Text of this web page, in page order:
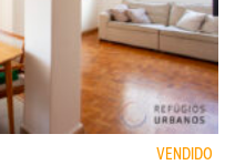
VENDIDO